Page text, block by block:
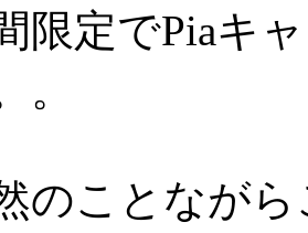
限定でPiaキ
のことなが